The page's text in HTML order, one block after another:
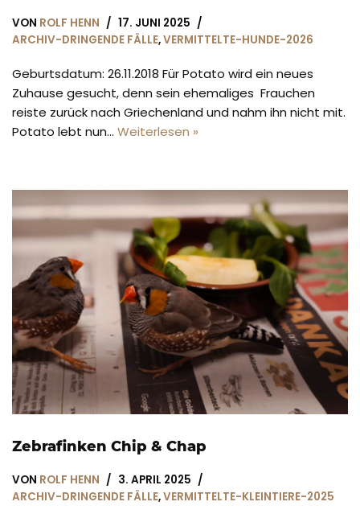
VON ROLF HENN
17. JUNI 2025
ARCHIV-DRINGENDE FÄLLE,VERMITTELTE-HUNDE-2026
Geburtsdatum: 26.11.2018 Für Potato wird ein neues
Zuhause gesucht, denn sein ehemaliges Frauchen
reiste zurück nach Griechenland und nahm ihn nicht mit.
Potato lebt nun… Weiterlesen »
Zebrafinken Chip & Chap
VON ROLF HENN
3. APRIL 2025
ARCHIV-DRINGENDE FÄLLE,VERMITTELTE-KLEINTIERE-2025